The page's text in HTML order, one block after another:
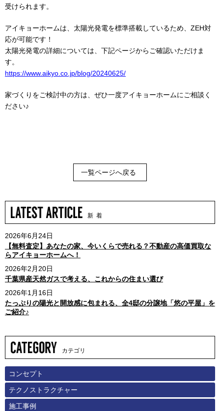
受けられます。
アイキョーホームは、太陽光発電を標準搭載しているため、ZEH対
応が可能です！
太陽光発電の詳細については、下記ページからご確認いただけま
す。
https://www.aikyo.co.jp/blog/20240625/
家づくりをご検討中の方は、ぜひ一度アイキョーホームにご相談く
ださい♪
一覧ページへ戻る
新 着
2026年6月24日
【無料査定】あなたの家、今いくらで売れる？不動産の高価買取な
らアイキョーホームへ！
2026年2月20日
千葉県産天然ガスで考える、これからの住まい選び
2026年1月16日
たっぷりの陽光と開放感に包まれる、全4邸の分譲地「悠の平屋」を
ご紹介♪
カテゴリ
コンセプト
テクノストラクチャー
施工事例